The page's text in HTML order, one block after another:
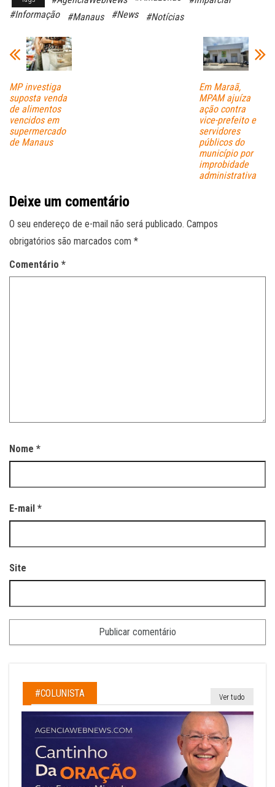
bo
ok
ts
pp
ail
#Informação
#Manaus #News #Notícias
MP investiga
suposta venda
de alimentos
vencidos em
supermercado
de Manaus
Em Maraã,
MPAM ajuíza
ação contra
vice-prefeito e
servidores
públicos do
município por
improbidade
administrativa
Deixe um comentário
O seu endereço de e-mail não será publicado. Campos
obrigatórios são marcados com *
Comentário *
Nome *
E-mail *
Site
#COLUNISTA Ver tudo